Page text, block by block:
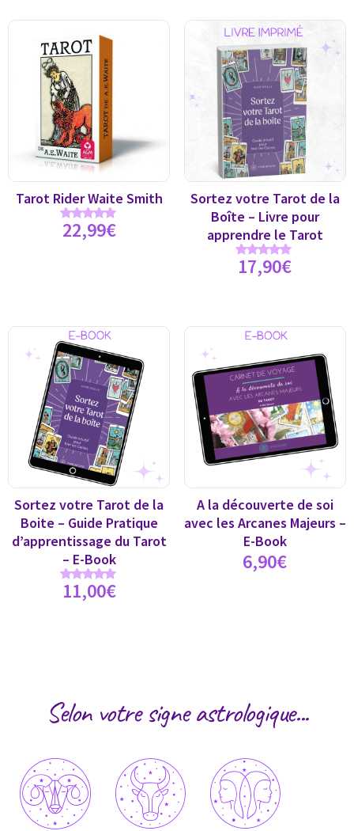
Tarot Rider Waite Smith
Note
4.89
22,99€
Sortez votre Tarot de la
Boîte – Livre pour
apprendre le Tarot
Note
5.00
17,90€
Sortez votre Tarot de la
Boite – Guide Pratique
d’apprentissage du Tarot
– E-Book
Note
5.00
11,00€
A la découverte de soi
avec les Arcanes Majeurs –
E-Book
6,90€
Selon votre signe astrologique...